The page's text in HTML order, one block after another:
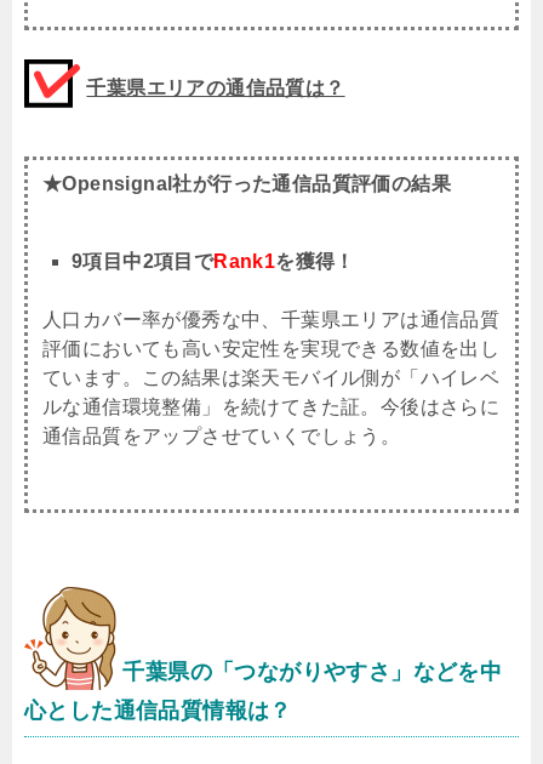
千葉県エリアの通信品質は？
★Opensignal社が行った通信品質評価の結果
9項目中2項目でRank1を獲得！
人口カバー率が優秀な中、千葉県エリアは通信品質
評価においても高い安定性を実現できる数値を出し
ています。この結果は楽天モバイル側が「ハイレベ
ルな通信環境整備」を続けてきた証。今後はさらに
通信品質をアップさせていくでしょう。
千葉県の「つながりやすさ」などを中
心とした通信品質情報は？